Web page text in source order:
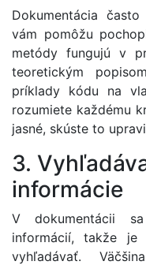
Dokumentácia
vám pomôžu
metódy fungujú v
teoretickým
príklady kódu na
rozumiete každému
jasné, skúste to
3.
informácie
V dokumentácii
informácií, takže je
vyhľadávať.